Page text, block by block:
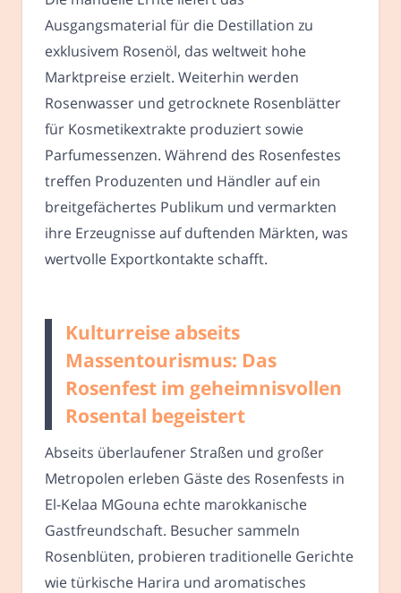
Ausgangsmaterial für die Destillation zu
exklusivem Rosenöl, das weltweit hohe
Marktpreise erzielt. Weiterhin werden
Rosenwasser und getrocknete Rosenblätter
für Kosmetikextrakte produziert sowie
Parfumessenzen. Während des Rosenfestes
treffen Produzenten und Händler auf ein
breitgefächertes Publikum und vermarkten
ihre Erzeugnisse auf duftenden Märkten, was
wertvolle Exportkontakte schafft.
Kulturreise abseits
Massentourismus: Das
Rosenfest im geheimnisvollen
Rosental begeistert
Abseits überlaufener Straßen und großer
Metropolen erleben Gäste des Rosenfests in
El-Kelaa MGouna echte marokkanische
Gastfreundschaft. Besucher sammeln
Rosenblüten, probieren traditionelle Gerichte
wie türkische Harira und aromatisches